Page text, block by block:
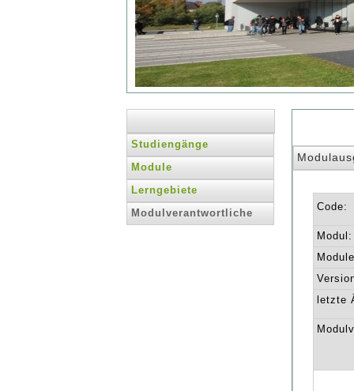
Studiengänge
Module
Lerngebiete
Modulverantwortliche
Code:
Modul:
letzte